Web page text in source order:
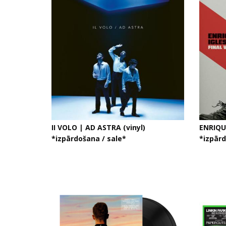
II VOLO | AD ASTRA (vinyl)
*izpārdošana / sale*